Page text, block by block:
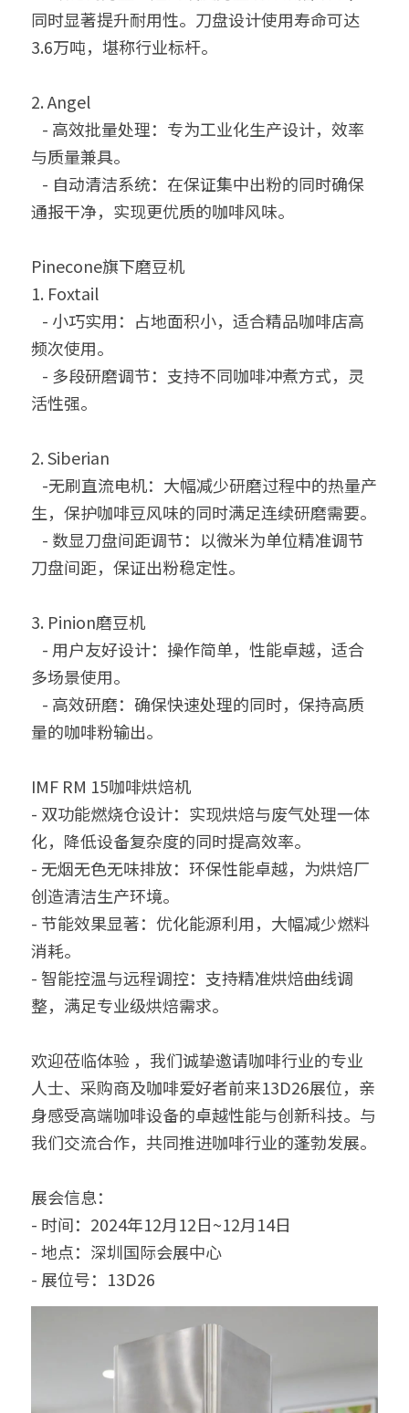
同时显著提升耐用性。刀盘设计使用寿命可达
3.6万吨，堪称行业标杆。
2. Angel
与质量兼具。
通报干净，实现更优质的咖啡风味。
Pinecone旗下磨豆机
1. Foxtail
频次使用。
活性强。
2. Siberian
刀盘间距，保证出粉稳定性。
3. Pinion磨豆机
多场景使用。
量的咖啡粉输出。
IMF RM 15咖啡烘焙机
- 双功能燃烧仓设计：实现烘焙与废气处理一体
化，降低设备复杂度的同时提高效率。
- 无烟无色无味排放：环保性能卓越，为烘焙厂
创造清洁生产环境。
- 节能效果显著：优化能源利用，大幅减少燃料
消耗。
- 智能控温与远程调控：支持精准烘焙曲线调
整，满足专业级烘焙需求。
欢迎莅临体验 ，我们诚挚邀请咖啡行业的专业
人士、采购商及咖啡爱好者前来13D26展位，亲
身感受高端咖啡设备的卓越性能与创新科技。与
展会信息：
- 时间：2024年12月12日~12月14日
- 地点：深圳国际会展中心
- 展位号：13D26